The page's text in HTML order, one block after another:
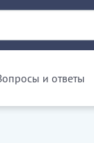
и ответы